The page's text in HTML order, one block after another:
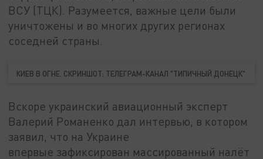
ВСУ (ТЦК). Разумеется, важные цели были
уничтожены и во многих других регионах
соседней страны.
КИЕВ В ОГНЕ. СКРИНШОТ: ТЕЛЕГРАМ-КАНАЛ "ТИПИЧНЫЙ ДОНЕЦК"
Вскоре украинский авиационный эксперт
Валерий Романенко дал интервью, в котором
заявил, что на Украине
впервые зафиксирован массированный налёт